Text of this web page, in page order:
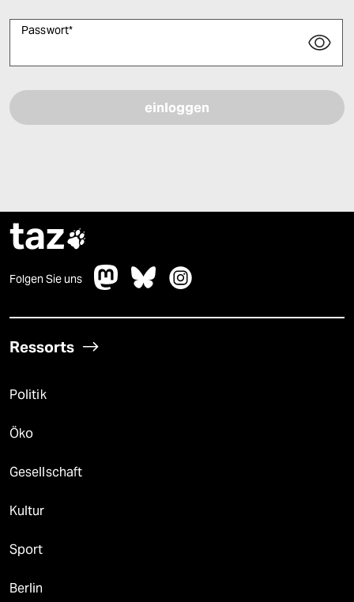
Passwort*
taz
Folgen Sie uns
Ressorts
Politik
Öko
Gesellschaft
Kultur
Sport
Berlin